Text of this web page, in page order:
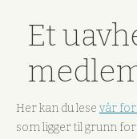
Et
Her kan du lese vår
som ligger til grunn